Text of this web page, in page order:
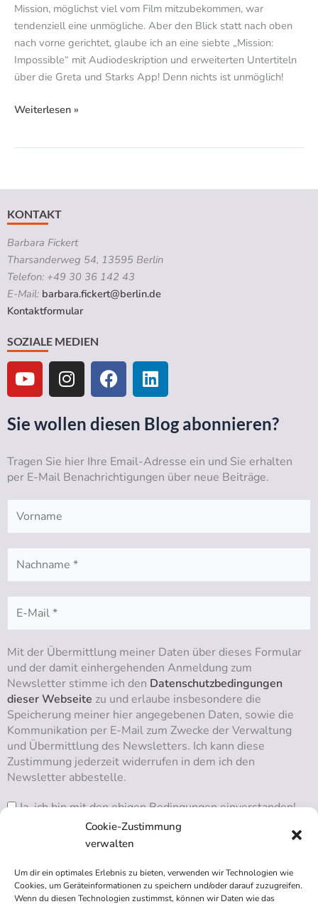
Cookie-Zustimmung
verwalten
Um dir ein optimales Erlebnis zu bieten, verwenden wir Technologien wie
Cookies, um Geräteinformationen zu speichern und/oder darauf zuzugreifen.
Wenn du diesen Technologien zustimmst, können wir Daten wie das
Mission, möglichst viel vom Film mitzubekommen, war
tendenziell eine unmögliche. Aber den Blick statt nach oben
nach vorne gerichtet, glaube ich an eine siebte „Mission:
Impossible“ mit Audiodeskription und erweiterten Untertiteln
über die Greta und Starks App! Denn nichts ist unmöglich!
Weiterlesen »
KONTAKT
Barbara Fickert
Tharsanderweg 54, 13595 Berlin
Telefon: +49 30 36 142 43
E-Mail: barbara.fickert@berlin.de
Kontaktformular
SOZIALE MEDIEN
Y
o
u
t
u
e
I
n
s
t
a
r
a
m
F
a
c
e
b
o
o
k
L
i
n
k
e
d
i
n
Sie wollen diesen Blog abonnieren?
Tragen Sie hier Ihre Email-Adresse ein und Sie erhalten
per E-Mail Benachrichtigungen über neue Beiträge.
Mit der Übermittlung meiner Daten über dieses Formular
und der damit einhergehenden Anmeldung zum
Newsletter stimme ich den Datenschutzbedingungen
dieser Webseite zu und erlaube insbesondere die
Speicherung meiner hier angegebenen Daten, sowie die
Kommunikation per E-Mail zum Zwecke der Verwaltung
und Übermittlung des Newsletters. Ich kann diese
Zustimmung jederzeit widerrufen in dem ich den
Newsletter abbestelle.
Ja, ich bin mit den obigen Bedingungen einverstanden!
RSS ABONNIEREN